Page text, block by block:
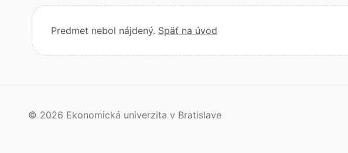
Predmet nebol nájdený. Späť na úvod
© 2026 Ekonomická univerzita v Bratislave